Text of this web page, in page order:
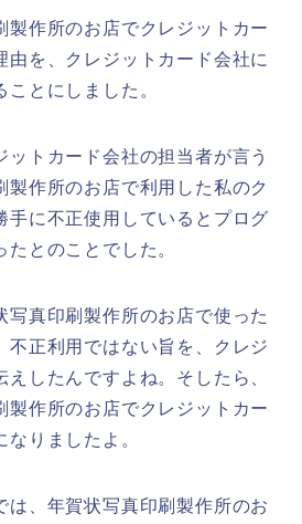
製作所のお店でクレジットカー
由を、クレジットカード会社に
とにしました。
ットカード会社の担当者が言う
製作所のお店で利用した私のク
手に不正使用しているとプログ
とのことでした。
写真印刷製作所のお店で使った
不正利用ではない旨を、クレジ
えしたんですよね。そしたら、
製作所のお店でクレジットカー
なりましたよ。
は、年賀状写真印刷製作所のお